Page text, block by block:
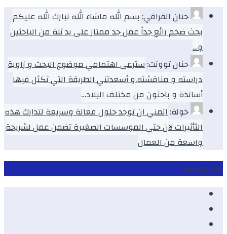
حنان القرافي: بسم الله ماشاء الله تبارك الله عليكم
بحث ضخم رائع جداً عمل جد ممتاز على يد ثلة من الباحثين
و…
حنان توونت:سترعى اهتمامي موضوع البحث و زاوية
دراسته و مناقشته.و أسعدتني الطريقة التي تكثل فيها
أساتذة و باحثون من مختلف البلاد…
خولة:اتمني ان توجد حلول فعالة وسريعة لتدارك هذه
الثأثيرات لان حتي الموسسات الصغيرة تضمن عمل لشريحة
واسعة من العمال
ابقى متصلا